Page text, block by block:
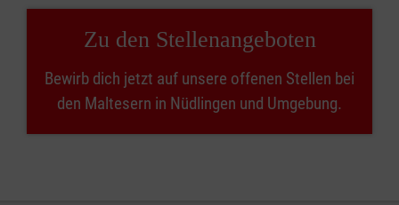
Zu den Stellenangeboten
Bewirb dich jetzt auf unsere offenen Stellen bei
den Maltesern in Nüdlingen und Umgebung.